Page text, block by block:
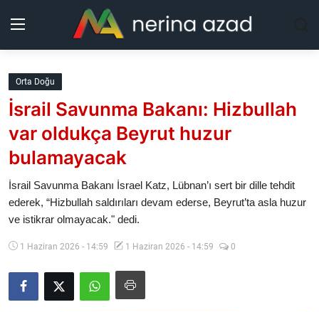
Kurdistan
Bölgeler
Yaşam
Güncel
Analiz
Galeri
Orta Doğu
İsrail Savunma Bakanı: Hizbullah
var oldukça Beyrut huzur
bulamayacak
İsrail Savunma Bakanı İsrael Katz, Lübnan’ı sert bir dille tehdit
ederek, “Hizbullah saldırıları devam ederse, Beyrut’ta asla huzur
ve istikrar olmayacak." dedi.
1 Haziran 2026 - 14:59 1 Haziran 2026 - 14:59 0